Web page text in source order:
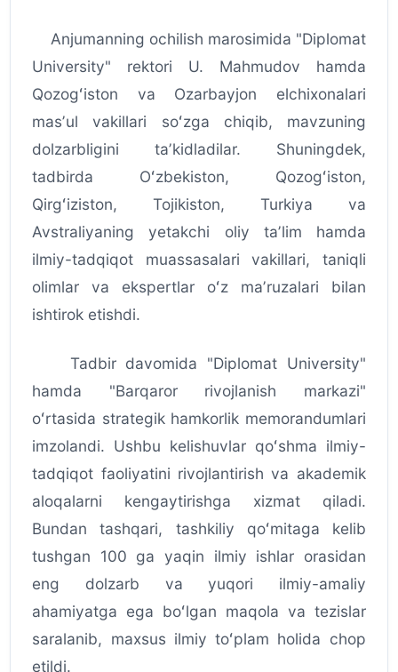
Anjumanning ochilish marosimida "Diplomat
University" rektori U. Mahmudov hamda
Qozogʻiston va Ozarbayjon elchixonalari
masʼul vakillari soʻzga chiqib, mavzuning
dolzarbligini taʼkidladilar. Shuningdek,
tadbirda Oʻzbekiston, Qozogʻiston,
Qirgʻiziston, Tojikiston, Turkiya va
Avstraliyaning yetakchi oliy taʼlim hamda
ilmiy-tadqiqot muassasalari vakillari, taniqli
olimlar va ekspertlar oʻz maʼruzalari bilan
ishtirok etishdi.
Tadbir davomida "Diplomat University"
hamda "Barqaror rivojlanish markazi"
oʻrtasida strategik hamkorlik memorandumlari
imzolandi. Ushbu kelishuvlar qoʻshma ilmiy-
tadqiqot faoliyatini rivojlantirish va akademik
aloqalarni kengaytirishga xizmat qiladi.
Bundan tashqari, tashkiliy qoʻmitaga kelib
tushgan 100 ga yaqin ilmiy ishlar orasidan
eng dolzarb va yuqori ilmiy-amaliy
ahamiyatga ega boʻlgan maqola va tezislar
saralanib, maxsus ilmiy toʻplam holida chop
etildi.